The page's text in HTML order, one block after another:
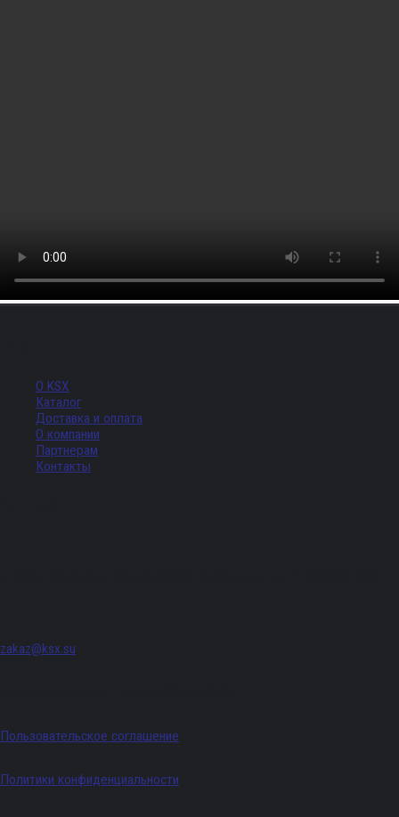
О KSX
Каталог
Доставка и оплата
О компании
Партнерам
Контакты
zakaz@ksx.su
Пользовательское соглашение
Политики конфиденциальности